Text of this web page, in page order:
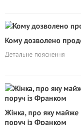
Кому дозволено
Детальне пояснення
Жінка, про яку майже
поруч із Франком